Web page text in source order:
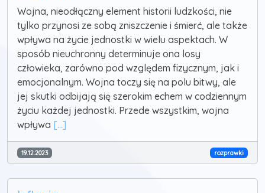
Wojna, nieodłączny element historii ludzkości, nie
tylko przynosi ze sobą zniszczenie i śmierć, ale także
wpływa na życie jednostki w wielu aspektach. W
sposób nieuchronny determinuje ona losy
człowieka, zarówno pod względem fizycznym, jak i
emocjonalnym. Wojna toczy się na polu bitwy, ale
jej skutki odbijają się szerokim echem w codziennym
życiu każdej jednostki. Przede wszystkim, wojna
wpływa [...]
19.12.2023 rozprawki